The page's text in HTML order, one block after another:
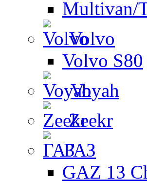
Multivan/
Volvo
Volvo S80
Voyah
Zeekr
ГАЗ
GAZ 13